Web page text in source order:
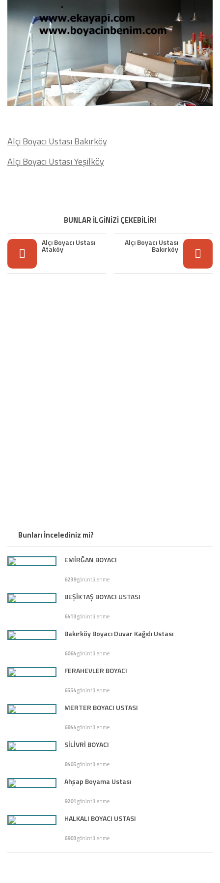
Alçı Boyacı Ustası Bakırköy
Alçı Boyacı Ustası Yeşilköy
BUNLAR İLGİNİZİ ÇEKEBİLİR!
Alçı Boyacı Ustası
Ataköy
Alçı Boyacı Ustası
Bakırköy
Bunları İncelediniz mi?
EMİRĞAN BOYACI
6239görüntülenme
BEŞİKTAŞ BOYACI USTASI
6413görüntülenme
Bakırköy Boyacı Duvar Kağıdı Ustası
6064görüntülenme
FERAHEVLER BOYACI
6554görüntülenme
MERTER BOYACI USTASI
6844görüntülenme
SİLİVRİ BOYACI
8405görüntülenme
Ahşap Boyama Ustası
9201görüntülenme
HALKALI BOYACI USTASI
6903görüntülenme